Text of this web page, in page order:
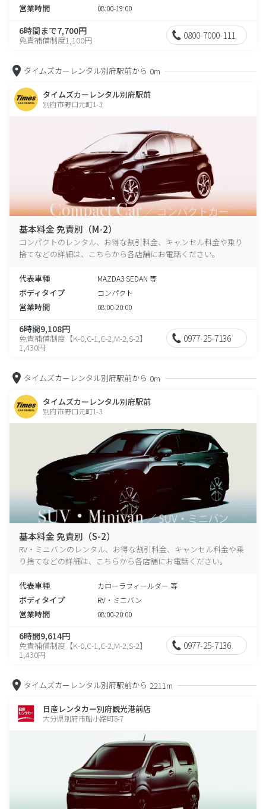
営業時間 08:00-19:00
6時間まで7,700円
免責補償制度1,100円 0800-7000-111
タイムズカーレンタル別府駅前から 0m
タイムズカーレンタル別府駅前
別府市野口元町1-3
基本料金 免責別（M-2）
コンパクトのレンタル、お得な割引料金、キャンセル料金や乗り
捨てなどの詳細は、こちらから各店舗にお電話ください。
代表車種 MAZDA3 SEDAN 等
ボディタイプ コンパクト
営業時間 08:00-20:00
6時間9,108円
免責補償制度【K-0,C-1,C-2,M-2,S-2】
1,430円
0977-25-7136
タイムズカーレンタル別府駅前から 0m
タイムズカーレンタル別府駅前
別府市野口元町1-3
基本料金 免責別（S-2）
RV・ミニバンのレンタル、お得な割引料金、キャンセル料金や乗
り捨てなどの詳細は、こちらから各店舗にお電話ください。
代表車種 カローラフィールダー 等
ボディタイプ RV・ミニバン
営業時間 08:00-20:00
6時間9,614円
免責補償制度【K-0,C-1,C-2,M-2,S-2】
1,430円
0977-25-7136
タイムズカーレンタル別府駅前から 2211m
日産レンタカー別府観光港前店
大分県別府市船小路町5-7